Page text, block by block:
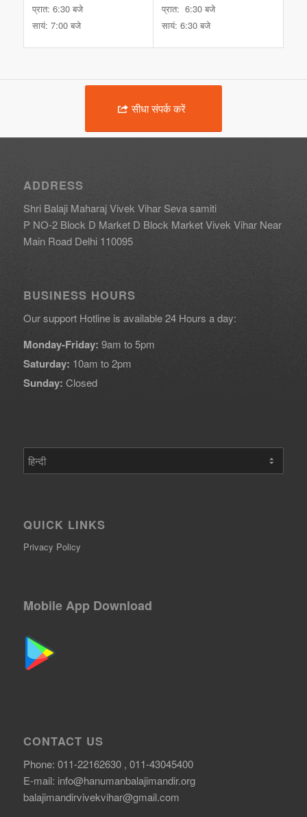
प्रात: 6:30 बजे
सायं: 7:00 बजे
प्रात: 6:30 बजे
सायं: 6:30 बजे
सीधा संपर्क करें
ADDRESS
Shri Balaji Maharaj Vivek Vihar Seva samiti
P NO-2 Block D Market D Block Market Vivek Vihar Near
Main Road Delhi 110095
BUSINESS HOURS
Our support Hotline is available 24 Hours a day:
Monday-Friday: 9am to 5pm
Saturday: 10am to 2pm
Sunday: Closed
एक
भाषा
QUICK LINKS
Privacy Policy
Mobile App Download
CONTACT US
Phone: 011-22162630 , 011-43045400
E-mail: info@hanumanbalajimandir.org
balajimandirvivekvihar@gmail.com